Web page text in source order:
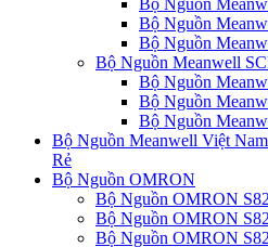
Bộ Nguồn
Bộ Nguồn
Bộ Nguồn Meanwell
Bộ Nguồn
Bộ Nguồn
Bộ Nguồn
Bộ Nguồn Meanwell Việt
Rẻ
Bộ Nguồn OMRON
Bộ Nguồn OMRON
Bộ Nguồn OMRON
Bộ Nguồn OMRON